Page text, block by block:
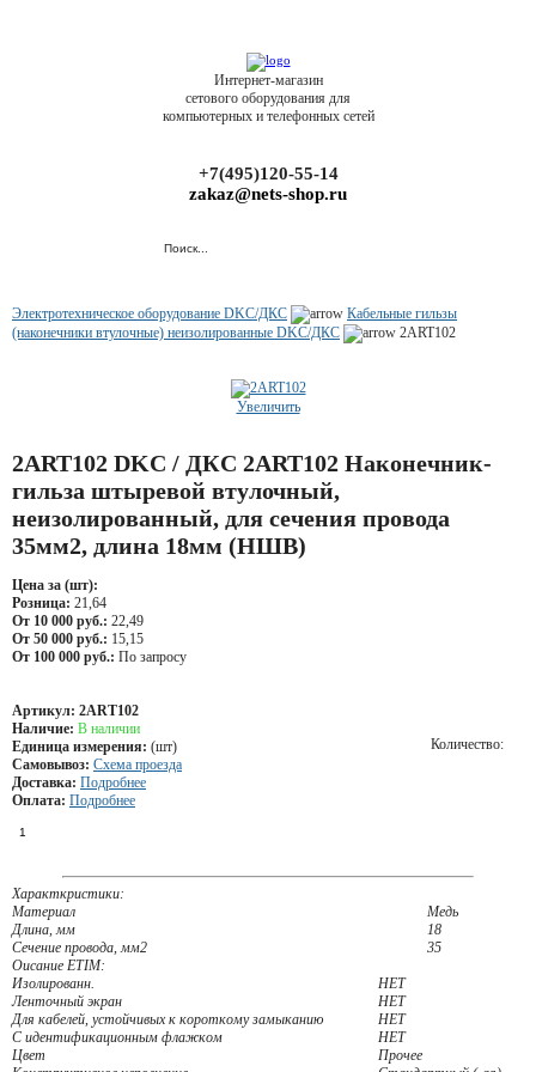
Интернет-магазин
сетового оборудования для
компьютерных и телефонных сетей
+7(495)120-55-14
zakaz@nets-shop.ru
Электротехническое оборудование DKC/ДКС
Кабельные гильзы
(наконечники втулочные) неизолированные DKC/ДКС
2ART102
Увеличить
2ART102 DKC / ДКС 2ART102 Наконечник-
гильза штыревой втулочный,
неизолированный, для сечения провода
35мм2, длина 18мм (НШВ)
Цена за (шт):
Розница: 21,64
От 10 000 руб.: 22,49
От 50 000 руб.: 15,15
От 100 000 руб.: По запросу
Артикул: 2ART102
Наличие: В наличии
Единица измерения: (шт)
Самовывоз: Схема проезда
Доставка: Подробнее
Оплата: Подробнее
Количество:
Характкристики:
Материал
Медь
Длина, мм
18
Сечение провода, мм2
35
Оисание ETIM:
Изолированн.
НЕТ
Ленточный экран
НЕТ
Для кабелей, устойчивых к короткому замыканию
НЕТ
С идентификационным флажком
НЕТ
Цвет
Прочее